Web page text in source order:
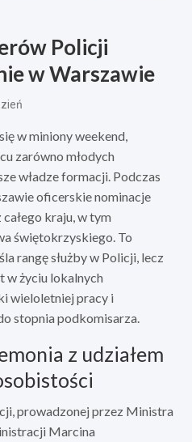
Policji
w Warszawie
w miniony weekend,
zarówno młodych
władze formacji. Podczas
oficerskie nominacje
kraju, w tym
świętokrzyskiego. To
rangę służby w Policji, lecz
w życiu lokalnych
wieloletniej pracy i
stopnia podkomisarza.
z udziałem
prowadzonej przez Ministra
Marcina